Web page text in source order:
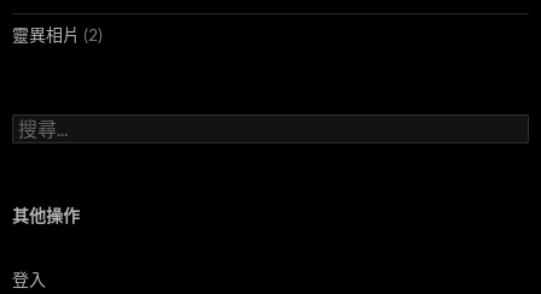
靈異相片 (2)
搜
尋
字:
其他操作
登入